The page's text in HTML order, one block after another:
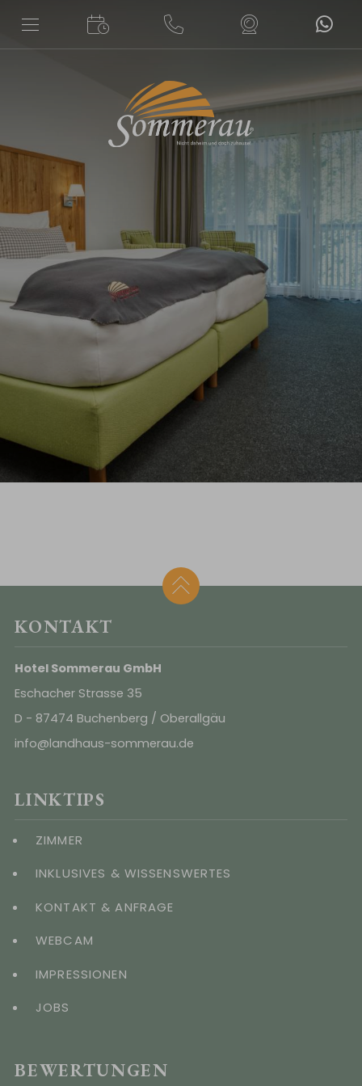
KONTAKT
Hotel Sommerau GmbH
Eschacher Strasse 35
D - 87474 Buchenberg / Oberallgäu
info@landhaus-sommerau.de
LINKTIPS
ZIMMER
INKLUSIVES & WISSENSWERTES
KONTAKT & ANFRAGE
WEBCAM
IMPRESSIONEN
JOBS
BEWERTUNGEN